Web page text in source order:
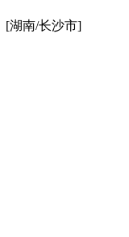
[湖南/长沙市]